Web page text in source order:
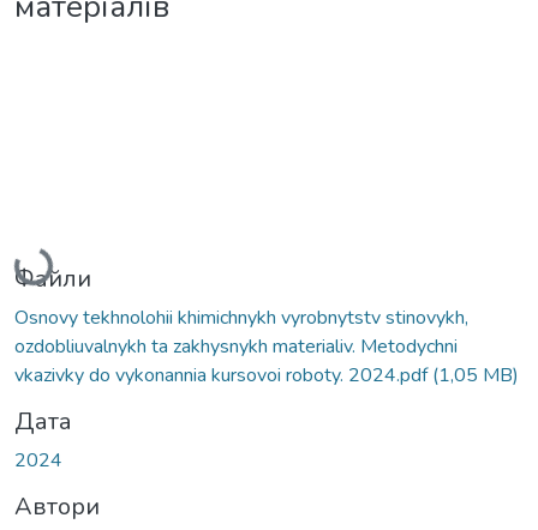
Вантажиться...
Файли
Osnovy tekhnolohii khimichnykh vyrobnytstv stinovykh,
ozdobliuvalnykh ta zakhysnykh materialiv. Metodychni
vkazivky do vykonannia kursovoi roboty. 2024.pdf(1,05 MB)
Дата
2024
Автори